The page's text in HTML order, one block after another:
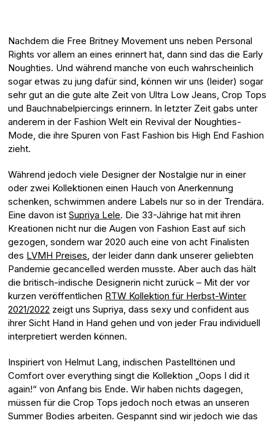
Nachdem die Free Britney Movement uns neben Personal
Rights vor allem an eines erinnert hat, dann sind das die Early
Noughties. Und während manche von euch wahrscheinlich
sogar etwas zu jung dafür sind, können wir uns (leider) sogar
sehr gut an die gute alte Zeit von Ultra Low Jeans, Crop Tops
und Bauchnabelpiercings erinnern. In letzter Zeit gabs unter
anderem in der Fashion Welt ein Revival der Noughties-
Mode, die ihre Spuren von Fast Fashion bis High End Fashion
zieht.
Während jedoch viele Designer der Nostalgie nur in einer
oder zwei Kollektionen einen Hauch von Anerkennung
schenken, schwimmen andere Labels nur so in der Trendära.
Eine davon istSupriya Lele. Die 33-Jährige hat mit ihren
Kreationen nicht nur die Augen von Fashion East auf sich
gezogen, sondern war 2020 auch eine von acht Finalisten
des LVMH Preises, der leider dann dank unserer geliebten
Pandemie gecancelled werden musste. Aber auch das hält
die britisch-indische Designerin nicht zurück – Mit der vor
kurzen veröffentlichen RTW Kollektion für Herbst-Winter
2021/2022 zeigt uns Supriya, dass sexy und confident aus
ihrer Sicht Hand in Hand gehen und von jeder Frau individuell
interpretiert werden können.
Inspiriert von Helmut Lang, indischen Pastelltönen und
Comfort over everything singt die Kollektion „Oops I did it
again!“ von Anfang bis Ende. Wir haben nichts dagegen,
müssen für die Crop Tops jedoch noch etwas an unseren
Summer Bodies arbeiten. Gespannt sind wir jedoch wie das